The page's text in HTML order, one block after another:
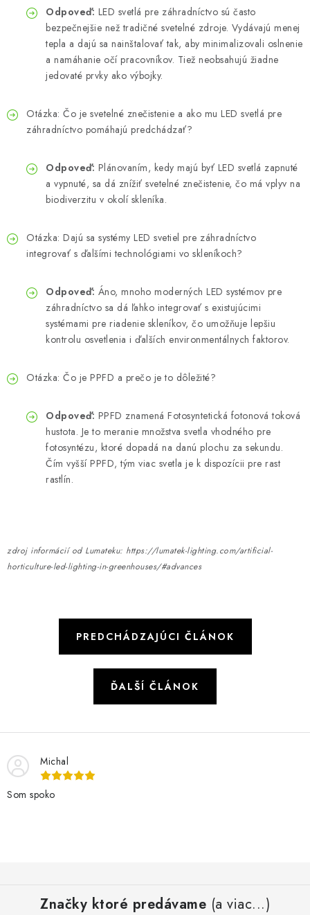
Odpoveď: LED svetlá pre záhradníctvo sú často
bezpečnejšie než tradičné svetelné zdroje. Vydávajú menej
tepla a dajú sa nainštalovať tak, aby minimalizovali oslnenie
a namáhanie očí pracovníkov. Tiež neobsahujú žiadne
jedovaté prvky ako výbojky.
Otázka: Čo je svetelné znečistenie a ako mu LED svetlá pre
záhradníctvo pomáhajú predchádzať?
Odpoveď: Plánovaním, kedy majú byť LED svetlá zapnuté
a vypnuté, sa dá znížiť svetelné znečistenie, čo má vplyv na
biodiverzitu v okolí skleníka.
Otázka: Dajú sa systémy LED svetiel pre záhradníctvo
integrovať s ďalšími technológiami vo skleníkoch?
Odpoveď: Áno, mnoho moderných LED systémov pre
záhradníctvo sa dá ľahko integrovať s existujúcimi
systémami pre riadenie skleníkov, čo umožňuje lepšiu
kontrolu osvetlenia i ďalších environmentálnych faktorov.
Otázka: Čo je PPFD a prečo je to dôležité?
Odpoveď: PPFD znamená Fotosyntetická fotonová toková
hustota. Je to meranie množstva svetla vhodného pre
fotosyntézu, ktoré dopadá na danú plochu za sekundu.
Čím vyšší PPFD, tým viac svetla je k dispozícii pre rast
rastlín.
zdroj informácií od Lumateku: https://lumatek-lighting.com/artificial-
horticulture-led-lighting-in-greenhouses/#advances
PREDCHÁDZAJÚCI ČLÁNOK
ĎALŠÍ ČLÁNOK
Michal
Som spoko
Značky ktoré predávame (a viac...)